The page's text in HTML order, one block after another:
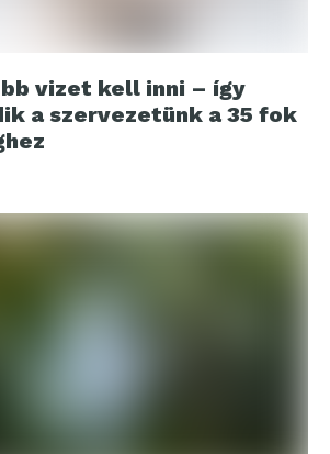
vizet kell inni – így
a szervezetünk a 35 fok